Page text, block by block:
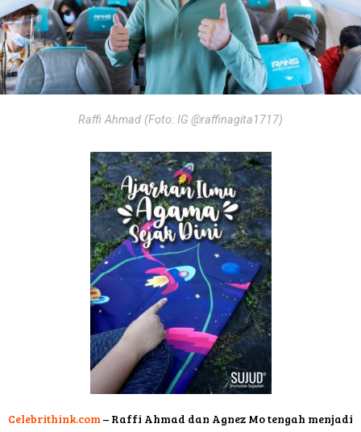
Raffi Ahmad (Foto: IG @raffinagita1717)
Celebrithink.com – Raffi Ahmad dan Agnez Mo tengah menjadi